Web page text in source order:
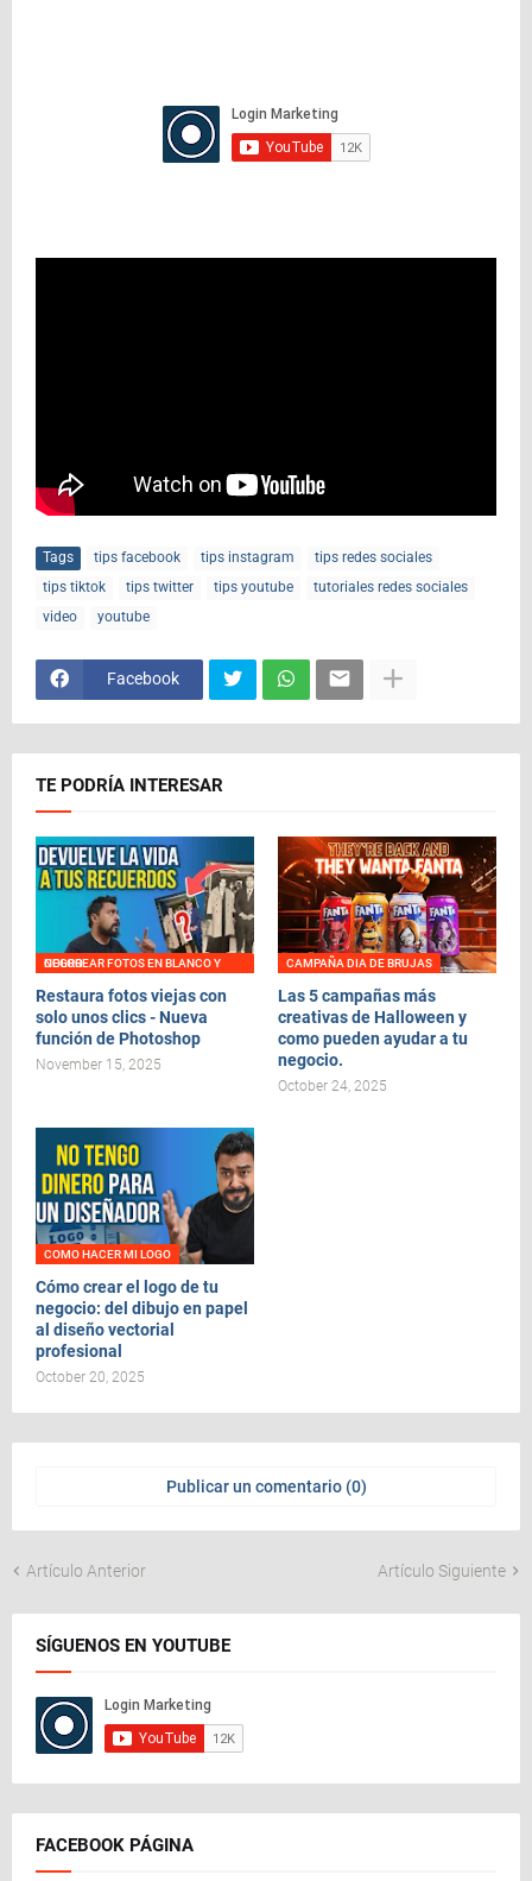
Tags tips facebook tips instagram
tips redes sociales
tips tiktok
tips twitter tips youtube
tutoriales redes sociales
video
youtube
Facebook
TE PODRÍA INTERESAR
COLOREAR FOTOS EN BLANCO Y NEGRO
Restaura fotos viejas con
solo unos clics - Nueva
función de Photoshop
November 15, 2025
CAMPAÑA DIA DE BRUJAS
Las 5 campañas más
creativas de Halloween y
como pueden ayudar a tu
negocio.
October 24, 2025
COMO HACER MI LOGO
Cómo crear el logo de tu
negocio: del dibujo en papel
al diseño vectorial
profesional
October 20, 2025
Publicar un comentario (0)
Artículo Anterior Artículo Siguiente
SÍGUENOS EN YOUTUBE
FACEBOOK PÁGINA